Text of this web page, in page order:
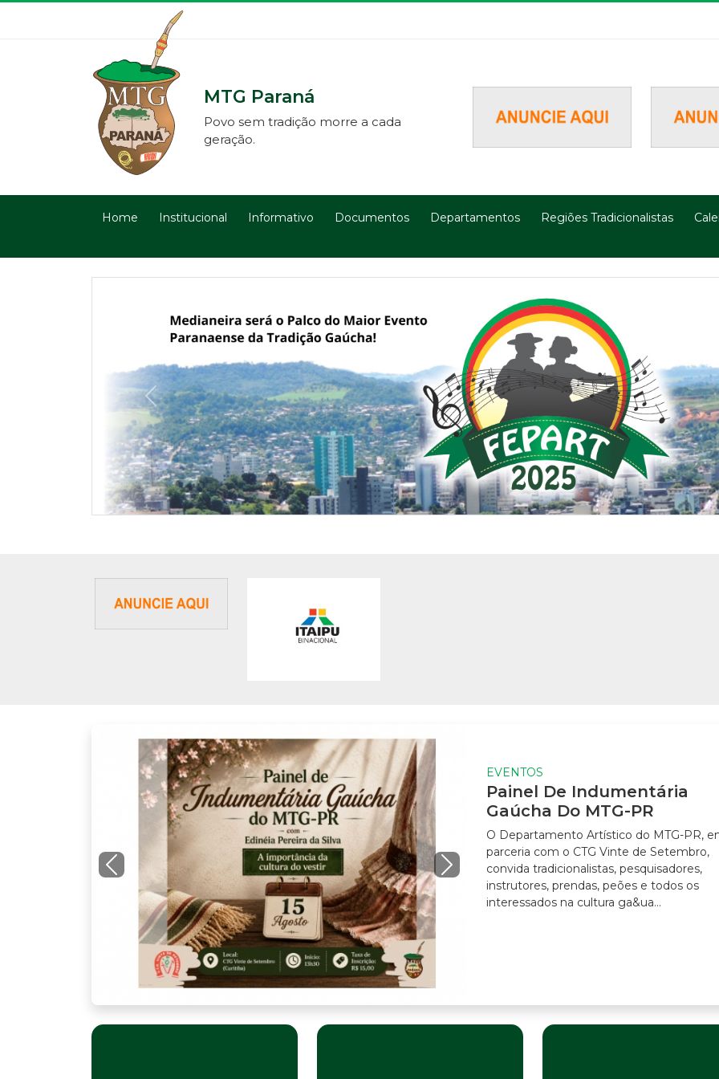
MTG Paraná
Povo sem tradição morre a cada
geração.
Home Institucional Informativo Documentos Departamentos Regiões Tradicionalistas
Previous
Painel De Indumentária
Gaúcha Do MTG-PR
O Departamento Artístico do MTG-PR, em
parceria com o CTG Vinte de Setembro,
convida tradicionalistas, pesquisadores,
instrutores, prendas, peões e todos os
interessados na cultura ga&ua...